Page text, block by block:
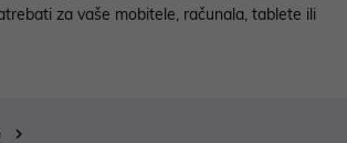
za vaše mobitele, računala, tablete ili